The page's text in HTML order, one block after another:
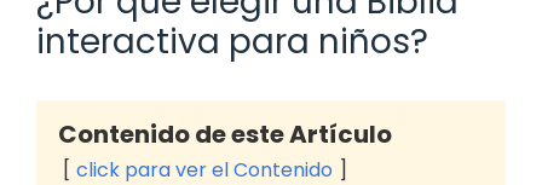
interactiva para niños?
Contenido de este Artículo
click para ver el Contenido